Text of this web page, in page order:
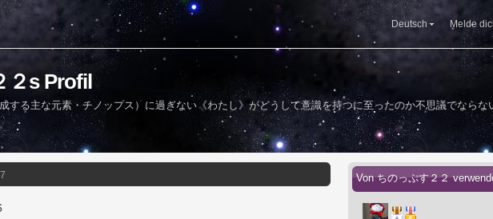
Deutsch Melde
２s Profil
する主な元素・チノップス）に過ぎない《わたし》がどうして意識を持つに至ったのか不思議でならな
Von ちのっぷす２２